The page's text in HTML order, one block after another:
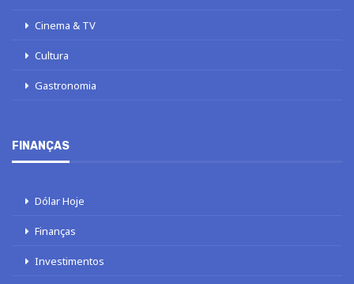
Cinema & TV
Cultura
Gastronomia
FINANÇAS
Dólar Hoje
Finanças
Investimentos